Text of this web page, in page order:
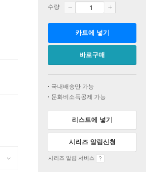
수량
카트에 넣기
바로구매
국내배송만 가능
문화비소득공제 가능
리스트에 넣기
시리즈 알림신청
시리즈 알림 서비스